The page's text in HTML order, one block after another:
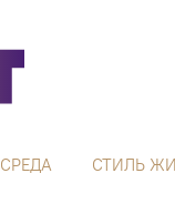
СРЕДА СТИЛЬ